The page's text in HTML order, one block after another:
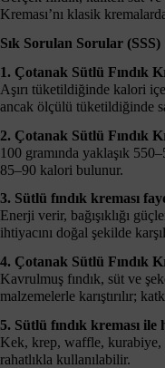
Kreması’nı klasik
Sık Sorulan Sorular (SSS)
1. Çotanak Sütlü Fındık
Aşırı tüketildiğinde kalori
ancak ölçülü tüketildiğinde
2. Çotanak Sütlü Fındık
100 gramında yaklaşık
85–90 kalori bulunur.
3. Sütlü fındık kreması
Enerji verir, bağışıklığı
ihtiyacını doğal şekilde
4. Çotanak Sütlü Fındık
Kavrulmuş fındık, süt ve
malzemelerle karıştırılır;
5. Sütlü fındık kreması
Kek, krep, waffle, kurabiye,
rahatlıkla kullanılabilir.